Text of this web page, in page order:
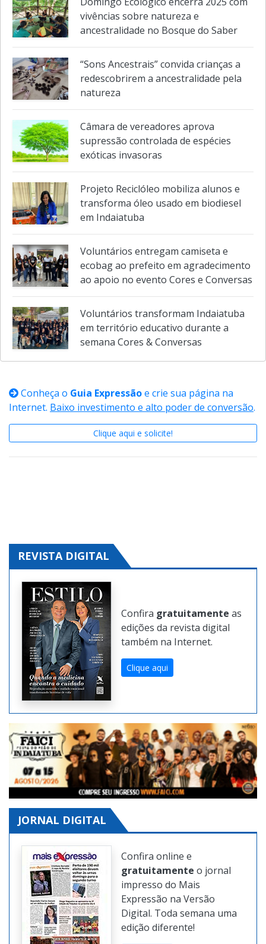
Domingo Ecológico encerra 2025 com
vivências sobre natureza e
ancestralidade no Bosque do Saber
“Sons Ancestrais” convida crianças a
redescobrirem a ancestralidade pela
Câmara de vereadores aprova
supressão controlada de espécies
Projeto Reciclóleo mobiliza alunos e
transforma óleo usado em biodiesel
Voluntários entregam camiseta e
ecobag ao prefeito em agradecimento
ao apoio no evento Cores e Conversas
Voluntários transformam Indaiatuba
em território educativo durante a
Conheça oGuia Expressão e crie sua página na
Baixo investimento e alto poder de conversão
Clique aqui e solicite!
Confira gratuitamente
edições da revista digital
Clique aqui
JORNAL DIGITAL
Confira online e
gratuitamenteo jornal
impresso do Mais
Expressão na Versão
Digital. Toda semana uma
edição diferente!